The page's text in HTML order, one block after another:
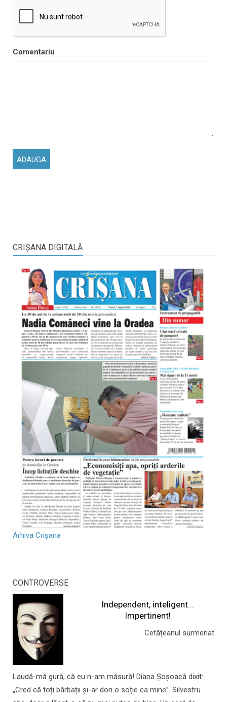
Comentariu
CRIŞANA DIGITALĂ
Arhiva Crișana
CONTROVERSE
Independent, inteligent...
Impertinent!
Cetățeanul surmenat
Laudă-mă gură, că eu n-am măsură! Diana Șoșoacă dixit:
„Cred că toți bărbații și-ar dori o soție ca mine”. Silvestru